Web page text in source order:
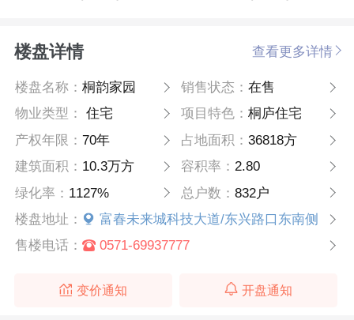
楼盘详情 查看更多详情
楼盘名称：桐韵家园 销售状态： 在售
物业类型：
住宅 项目特色： 桐庐住宅
产权年限：70年 占地面积： 36818方
建筑面积： 10.3万方 容积率： 2.80
绿化率： 1127% 总户数： 832户
楼盘地址：
富春未来城科技大道/东兴路口东南侧
售楼电话：
0571-69937777
变价通知 开盘通知